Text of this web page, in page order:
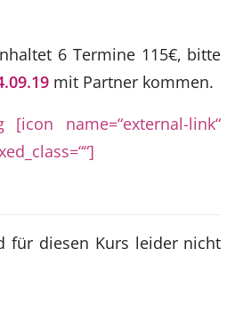
6 Termine 115€, bitte
mit Partner kommen.
[icon name=“external-link“
für diesen Kurs leider nicht